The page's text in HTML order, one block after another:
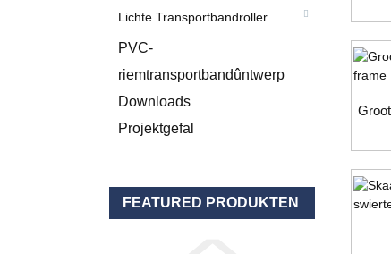
Lichte Transportbandroller
PVC-
riemtransportbandûntwerp
Downloads
Projektgefal
FEATURED PRODUKTEN